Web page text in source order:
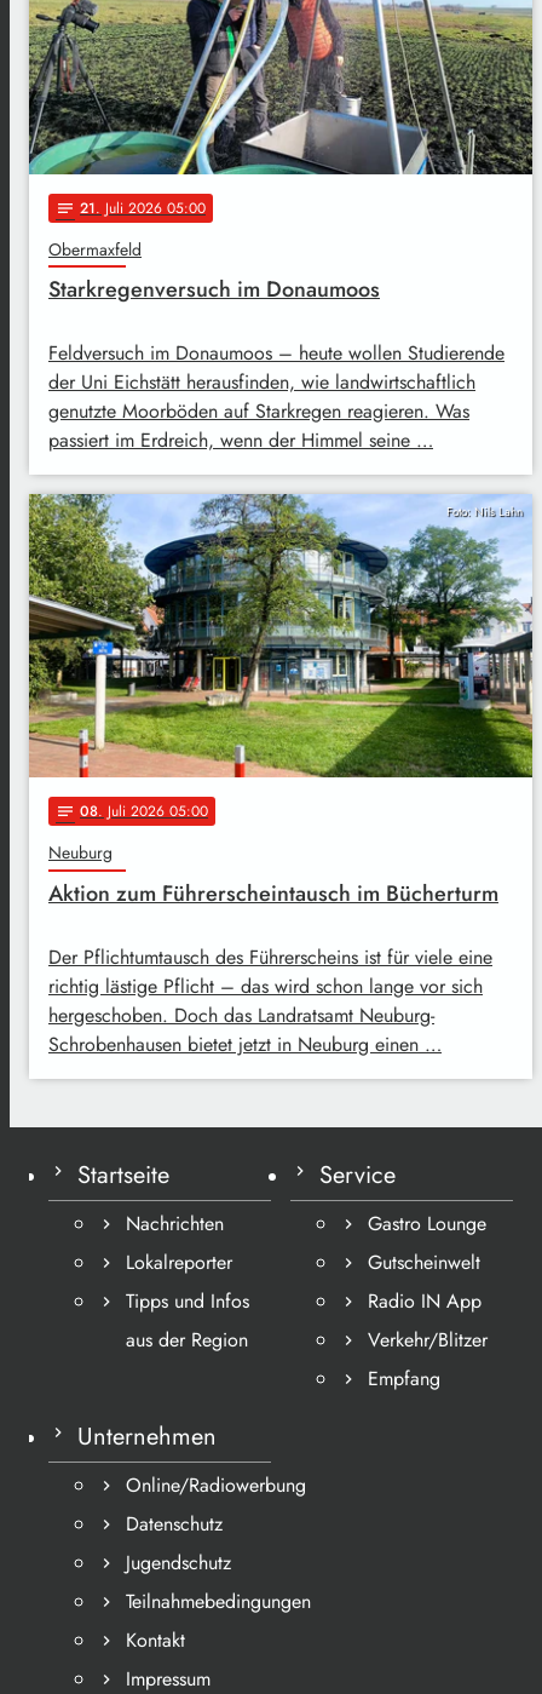
notes 21. Juli 2026 05:00
Obermaxfeld
Starkregenversuch im Donaumoos
Feldversuch im Donaumoos – heute wollen Studierende
der Uni Eichstätt herausfinden, wie landwirtschaftlich
genutzte Moorböden auf Starkregen reagieren. Was
passiert im Erdreich, wenn der Himmel seine …
Foto: Nils Lahn
notes 08. Juli 2026 05:00
Neuburg
Aktion zum Führerscheintausch im Bücherturm
Der Pflichtumtausch des Führerscheins ist für viele eine
richtig lästige Pflicht – das wird schon lange vor sich
hergeschoben. Doch das Landratsamt Neuburg-
Schrobenhausen bietet jetzt in Neuburg einen …
Startseite
Nachrichten
Lokalreporter
Tipps und Infos
aus der Region
Service
Gastro Lounge
Gutscheinwelt
Radio IN App
Verkehr/Blitzer
Empfang
Unternehmen
Online/Radiowerbung
Datenschutz
Jugendschutz
Teilnahmebedingungen
Kontakt
Impressum